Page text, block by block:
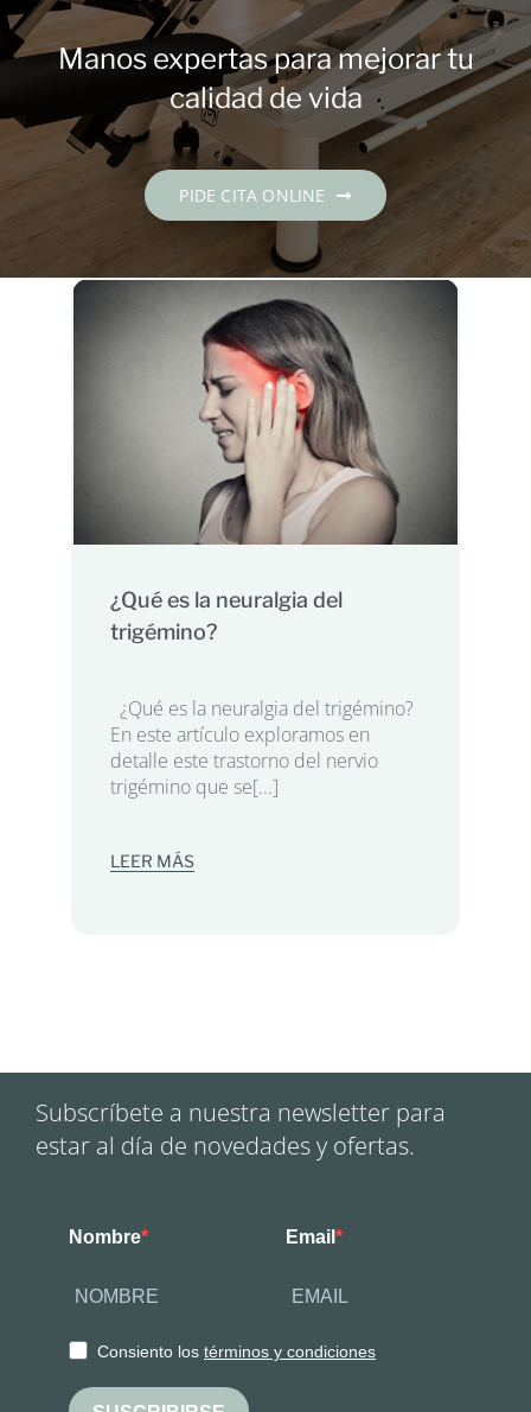
Contacto
Español
Manos expertas para mejorar tu
calidad de vida
PIDE CITA ONLINE
¿Qué es la neuralgia del
trigémino?
¿Qué es la neuralgia del trigémino?
En este artículo exploramos en
detalle este trastorno del nervio
trigémino que se[...]
LEER MÁS
Subscríbete a nuestra newsletter para
estar al día de novedades y ofertas.
Nombre Email
Consiento los términos y condiciones